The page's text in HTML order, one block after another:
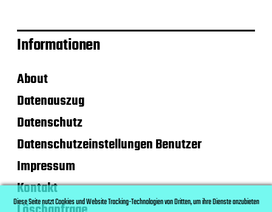
Informationen
About
Datenauszug
Datenschutz
Datenschutzeinstellungen Benutzer
Impressum
Kontakt
Diese Seite nutzt Cookies und Website Tracking-Technologien von Dritten, um ihre Dienste anzubieten